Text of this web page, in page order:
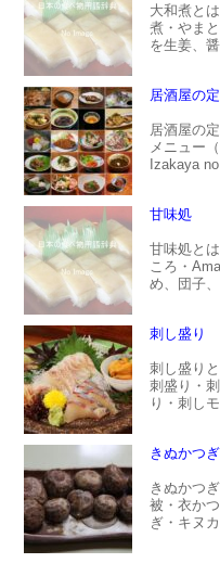
大和煮と
煮・やま
を生姜、
居酒屋の
居酒屋の
メニュー
Izakaya no
甘味処
甘味処と
ころ・
め、団子、
刺し盛り
刺し盛り
刺盛り・
り・刺し
きぬかつぎ
きぬかつ
被・衣か
ぎ・キヌ